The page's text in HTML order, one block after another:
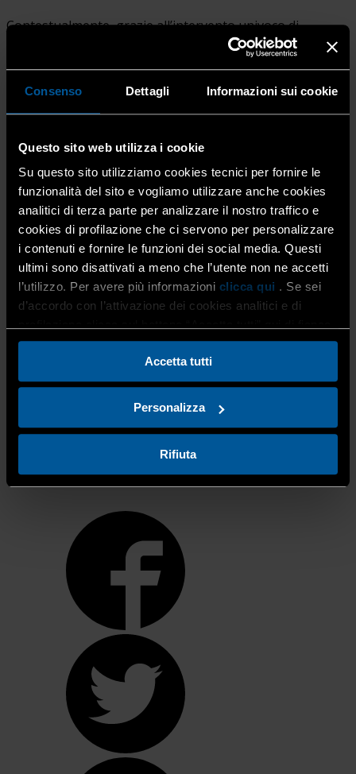
Consenso Dettagli Informazioni sui cookie
Questo sito web utilizza i cookie
Su questo sito utilizziamo cookies tecnici per fornire le
funzionalità del sito e vogliamo utilizzare anche cookies
analitici di terza parte per analizzare il nostro traffico e
cookies di profilazione che ci servono per personalizzare
i contenuti e fornire le funzioni dei social media. Questi
ultimi sono disattivati a meno che l’utente non ne accetti
l’utilizzo. Per avere più informazioni clicca qui . Se sei
d’accordo con l’attivazione dei cookies analitici e di
Accetta tutti
Personalizza
Rifiuta
Contestualmente, grazie all’intervento univoco di
Confartigianato Trasporti, Fai e Fita-Cna, gli stessi
comuni hanno concesso la possibilità di chiedere la
collocazione geografica e la tipologia di lavoro svolto non
possono utilizzare strade alternative se non con un
Le deroghe possono essere richieste dalle ditte
interessate con l’apposito modello di deroga FAC-SIMILE
oppuretramite Confartigianato Imprese Bergamo.
Scarica il FAC-SIMILE del modello di deroga (valido per
entrambi i Comuni)
Per informazioni:
Aree di mestiere – Bianchi Danilo (Tel 035.274.295
maildanilo.bianchi@artigianibg.com).